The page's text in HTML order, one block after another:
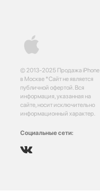
© 2013-2025 Продажа iPhone
в Москве *Сайт не является
публичной офертой. Вся
информация, указанная на
сайте, носит исключительно
информационный характер.
Социальные сети: